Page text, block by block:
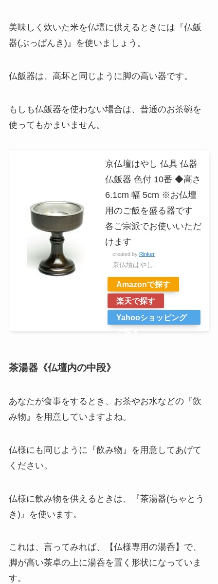
美味しく炊いた米を仏壇に供えるときには『仏飯
器(ぶっぱんき)』を使いましょう。
仏飯器は、高坏と同じように脚の高い器です。
もしも仏飯器を使わない場合は、普通のお茶碗を
使ってもかまいません。
京仏壇はやし 仏具 仏器
仏飯器 色付 10番 ◆高さ
6.1cm 幅 5cm ※お仏壇
用のご飯を盛る器です
各ご宗派でお使いいただ
けます
created by Rinker
京仏壇はやし
Amazonで探す
楽天で探す
Yahooショッピング
で探す
茶湯器《仏壇内の中段》
あなたが食事をするとき、お茶やお水などの『飲
み物』を用意していますよね。
仏様にも同じように『飲み物』を用意してあげて
ください。
仏様に飲み物を供えるときは、『茶湯器(ちゃとう
き)』を使います。
これは、言ってみれば、【仏様専用の湯呑】で、
脚が高い茶卓の上に湯呑を置く形状になっていま
す。